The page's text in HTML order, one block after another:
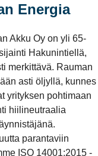
Energia
Akku Oy on yli 65-
Hakunintiellä,
merkittävä. Rauman
asti öljyllä, kunnes
yrityksen pohtimaan
hiilineutraalia
parantaviin
ISO 14001:2015 -